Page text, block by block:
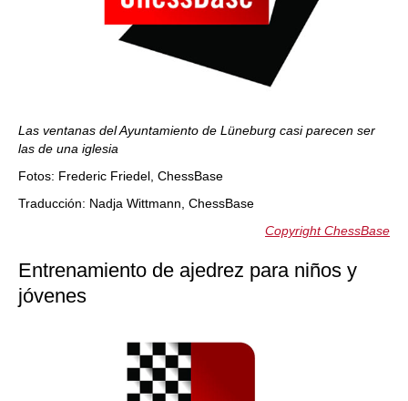
Las ventanas del Ayuntamiento de Lüneburg casi parecen ser
las de una iglesia
Fotos: Frederic Friedel, ChessBase
Traducción: Nadja Wittmann, ChessBase
Copyright ChessBase
Entrenamiento de ajedrez para niños y
jóvenes